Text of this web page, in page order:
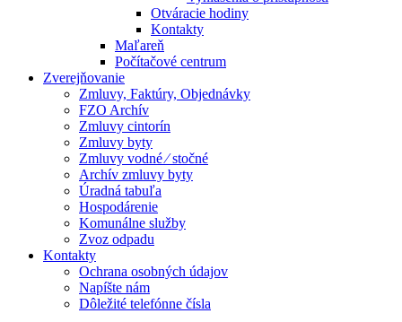
Otváracie hodiny
Kontakty
Maľareň
Počítačové centrum
Zverejňovanie
Zmluvy, Faktúry, Objednávky
FZO Archív
Zmluvy cintorín
Zmluvy byty
Zmluvy vodné ⁄ stočné
Archív zmluvy byty
Úradná tabuľa
Hospodárenie
Komunálne služby
Zvoz odpadu
Kontakty
Ochrana osobných údajov
Napíšte nám
Dôležité telefónne čísla